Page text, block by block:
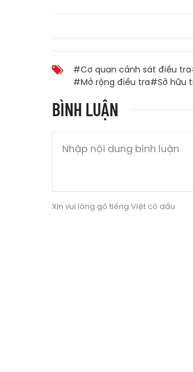
#Cơ quan cảnh sát điều tra
#Mở rộng điều tra#Sở hữu
BÌNH LUẬN
Xin vui lòng gõ tiếng Việt có dấu